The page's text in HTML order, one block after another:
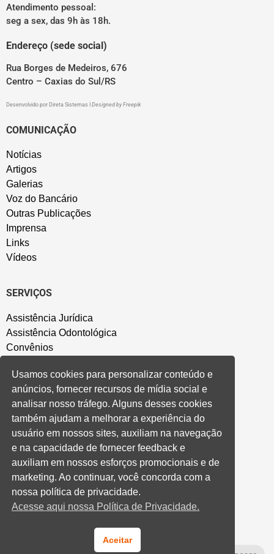
Atendimento pessoal:
seg a sex, das 9h às 18h.
Endereço (sede social)
Rua Borges de Medeiros, 676
Centro – Caxias do Sul/RS
Desenvolvido por Direta Sistemas Designed by Freepik
COMUNICAÇÃO
Notícias
Artigos
Galerias
Voz do Bancário
Outras Publicações
Imprensa
Links
Vídeos
SERVIÇOS
Assistência Jurídica
Assistência Odontológica
Convênios
Salão de Festa
Política de Privacidade
CONVENÇÃO COLETIVA E ACORDOS
Convenções Coletivas
Banco do Brasil
Caixa Econômica Federal
Banrisul
Privados
Cooperativas e Financeiras
Usamos cookies para personalizar conteúdo e
anúncios, fornecer recursos de mídia social e
analisar nosso tráfego. Alguns desses cookies
também ajudam a melhorar a experiência do
usuário em nossos sites, auxiliam na navegação
e na capacidade de fornecer feedback e
auxiliam em nossos esforços promocionais e de
marketing. Ao continuar, você concorda com a
nossa política de privacidade.
Acesse aqui nossa Política de Privacidade.
Aceitar